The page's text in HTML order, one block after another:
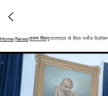
Home/News/तरुण मित्र/राज्यपाल से मिला नर्सेज